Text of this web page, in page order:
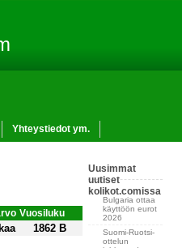
Yhteystiedot ym.
Vuosiluku
1862 B
Uusimmat
uutiset
kolikot.comissa
Bulgaria ottaa
käyttöön eurot
2026
Suomi-Ruotsi-
ottelun